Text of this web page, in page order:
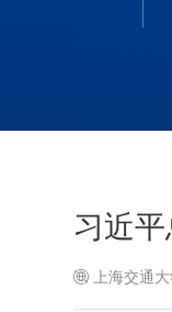
习近
上海交通